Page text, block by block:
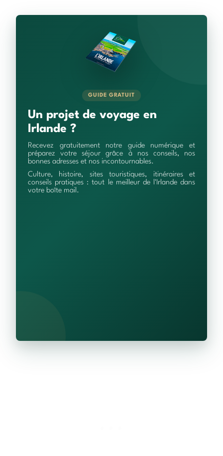
GUIDE GRATUIT
Un projet de voyage en
Irlande ?
Recevez gratuitement notre guide numérique et
préparez votre séjour grâce à nos conseils, nos
bonnes adresses et nos incontournables.
Culture, histoire, sites touristiques, itinéraires et
conseils pratiques : tout le meilleur de l'Irlande dans
votre boîte mail.